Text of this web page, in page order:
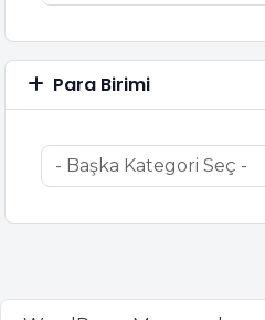
Para Birimi